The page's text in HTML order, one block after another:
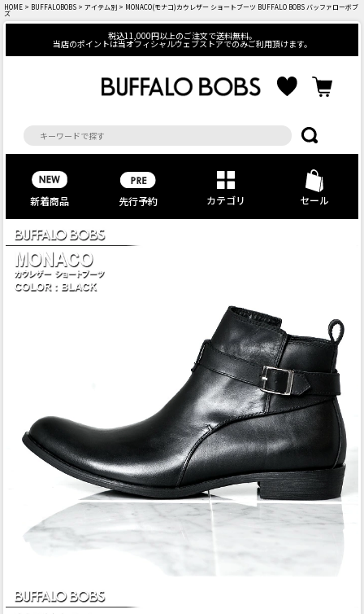
HOME > BUFFALOBOBS > アイテム別 > MONACO(モナコ)カウレザー ショートブーツ BUFFALO BOBS バッファローボブ
ズ
税込11,000円以上のご注文で送料無料。
当店のポイントは当オフィシャルウェブストアでのみご利用頂けます。
新着商品 先行予約 カテゴリ セール